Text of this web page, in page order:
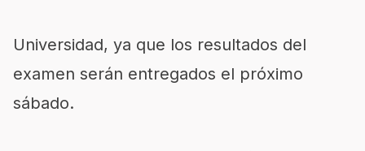
Universidad, ya que los resultados del
examen serán entregados el próximo
sábado.